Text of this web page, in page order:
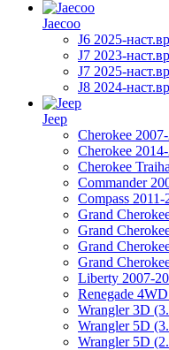
Jaecoo
J6 2025-
J7 2023-
J7 2025-
J8 2024-
Jeep
Cherokee
Cherokee
Cherokee
Commander
Compass 2011-
Grand
Grand
Grand
Grand
Liberty 2007-
Renegade
Wrangler 3D
Wrangler 5D
Wrangler 5D